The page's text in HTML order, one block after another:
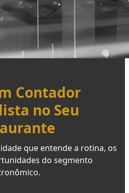
Contador
no Seu
que entende a rotina, os
do segmento